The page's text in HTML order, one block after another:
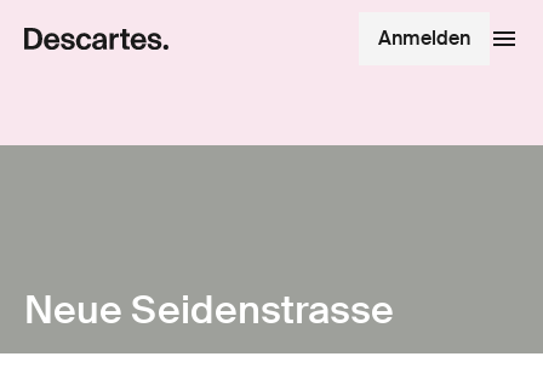
Anmelden
Neue Seidenstrasse